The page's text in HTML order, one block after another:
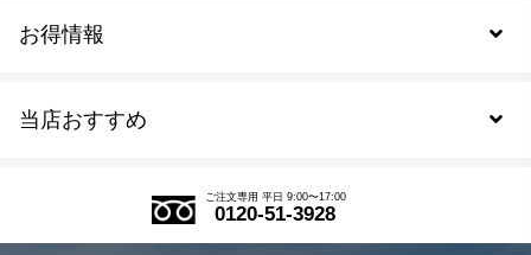
当店おすすめ
式部の香りシリーズ
お得情報
会員規約について
ご注文専用 平日 9:00〜17:00
0120-51-3928